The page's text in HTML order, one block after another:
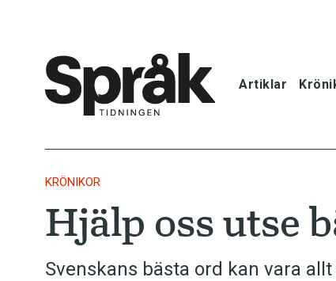
Artiklar
Krönikor
KRÖNIKOR
Hjälp oss utse
Svenskans bästa ord kan vara